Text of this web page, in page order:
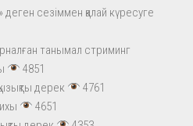
сезіммен қалай күресуге
танымал стриминг
4851
дерек
4761
4651